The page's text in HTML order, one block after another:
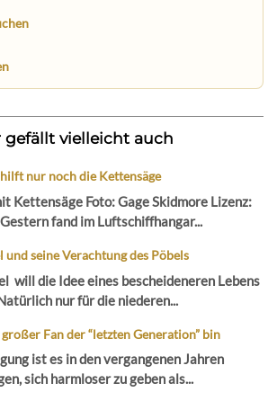
gefällt vielleicht auch
nur noch die Kettensäge
Kettensäge Foto: Gage Skidmore Lizenz:
Gestern fand im Luftschiffhangar...
und seine Verachtung des Pöbels
will die Idee eines bescheideneren Lebens
nur für die niederen...
Fan der “letzten Generation” bin
ist es in den vergangenen Jahren
sich harmloser zu geben als...